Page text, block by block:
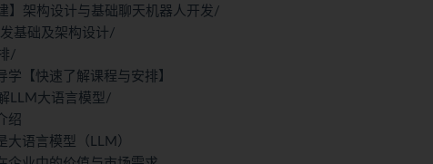
】架构设计与基础聊天机器人开发/
基础及架构设计/
/
快速了解课程与安排】
LLM大语言模型/
绍
语言模型（LLM）